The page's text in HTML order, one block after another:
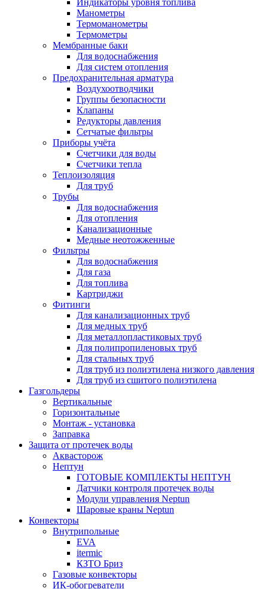
Индикаторы уровня топлива
Манометры
Термоманометры
Термометры
Мембранные баки
Для водоснабжения
Для систем отопления
Предохранительная арматура
Воздухоотводчики
Группы безопасности
Клапаны
Редукторы давления
Сетчатые фильтры
Приборы учёта
Счетчики для воды
Счетчики тепла
Теплоизоляция
Для труб
Трубы
Для водоснабжения
Для отопления
Канализационные
Медные неотожженные
Фильтры
Для водоснабжения
Для газа
Для топлива
Картриджи
Фитинги
Для канализационных труб
Для медных труб
Для металлопластиковых труб
Для полипропиленовых труб
Для стальных труб
Для труб из полиэтилена низкого давления
Для труб из сшитого полиэтилена
Газгольдеры
Вертикальные
Горизонтальные
Монтаж - установка
Заправка
Защита от протечек воды
Аквасторож
Нептун
ГОТОВЫЕ КОМПЛЕКТЫ НЕПТУН
Датчики контроля протечек воды
Модули управления Neptun
Шаровые краны Neptun
Конвекторы
Внутрипольные
EVA
itermic
КЗТО Бриз
Газовые конвекторы
ИК-обогреватели